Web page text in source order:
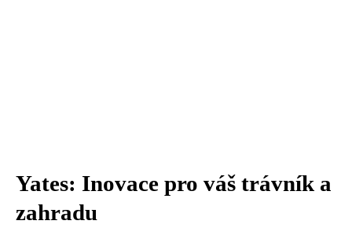
Yates: Inovace pro váš trávník a
zahradu